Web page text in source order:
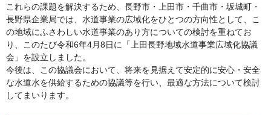
これらの課題を解決するため、長野市・上田市・千曲市・坂城町・
長野県企業局では、水道事業の広域化をひとつの方向性として、こ
の地域にふさわしい水道事業のあり方についての検討を重ねてお
り、このたび令和6年4月8日に「上田長野地域水道事業広域化協議
会」を設立しました。
今後は、この協議会において、将来を見据えて安定的に安心・安全
な水道水を供給するための協議等を行い、最適な方法について検討
してまいります。